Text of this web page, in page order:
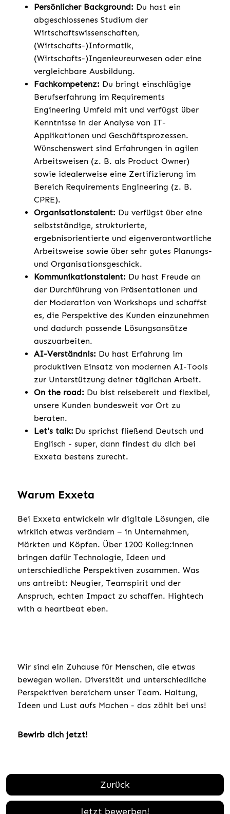
Persönlicher Background: Du hast ein
abgeschlossenes Studium der
Wirtschaftswissenschaften,
(Wirtschafts-)Informatik,
(Wirtschafts-)Ingenieureurwesen oder eine
vergleichbare Ausbildung.
Fachkompetenz: Du bringt einschlägige
Berufserfahrung im Requirements
Engineering Umfeld mit und verfügst über
Kenntnisse in der Analyse von IT-
Applikationen und Geschäftsprozessen.
Wünschenswert sind Erfahrungen in agilen
Arbeitsweisen (z. B. als Product Owner)
sowie idealerweise eine Zertifizierung im
Bereich Requirements Engineering (z. B.
CPRE).
Organisationstalent: Du verfügst über eine
selbstständige, strukturierte,
ergebnisorientierte und eigenverantwortliche
Arbeitsweise sowie über sehr gutes Planungs-
und Organisationsgeschick.
Kommunikationstalent: Du hast Freude an
der Durchführung von Präsentationen und
der Moderation von Workshops und schaffst
es, die Perspektive des Kunden einzunehmen
und dadurch passende Lösungsansätze
auszuarbeiten.
AI-Verständnis: Du hast Erfahrung im
produktiven Einsatz von modernen AI-Tools
zur Unterstützung deiner täglichen Arbeit.
On the road: Du bist reisebereit und flexibel,
unsere Kunden bundesweit vor Ort zu
beraten.
Let's talk: Du sprichst fließend Deutsch und
Englisch - super, dann findest du dich bei
Exxeta bestens zurecht.
Warum Exxeta
Bei Exxeta entwickeln wir digitale Lösungen, die
wirklich etwas verändern – in Unternehmen,
Märkten und Köpfen. Über 1200 Kolleg:innen
bringen dafür Technologie, Ideen und
unterschiedliche Perspektiven zusammen. Was
uns antreibt: Neugier, Teamspirit und der
Anspruch, echten Impact zu schaffen. Hightech
with a heartbeat eben.
Wir sind ein Zuhause für Menschen, die etwas
bewegen wollen. Diversität und unterschiedliche
Perspektiven bereichern unser Team. Haltung,
Ideen und Lust aufs Machen - das zählt bei uns!
Bewirb dich jetzt!
Zurück
Jetzt bewerben!